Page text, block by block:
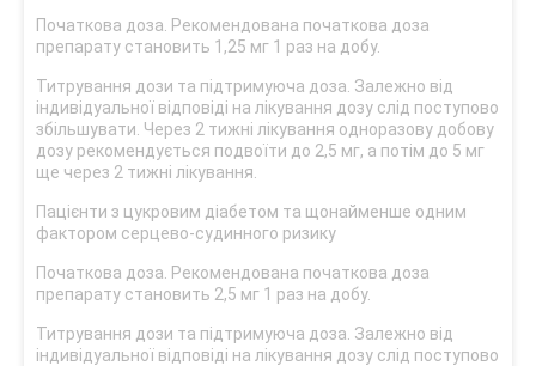
Початкова доза. Рекомендована початкова доза
препарату становить 1,25 мг 1 раз на добу.
Титрування дози та підтримуюча доза. Залежно від
індивідуальної відповіді на лікування дозу слід поступово
збільшувати. Через 2 тижні лікування одноразову добову
дозу рекомендується подвоїти до 2,5 мг, а потім до 5 мг
ще через 2 тижні лікування.
Пацієнти з цукровим діабетом та щонайменше одним
фактором серцево-судинного ризику
Початкова доза. Рекомендована початкова доза
препарату становить 2,5 мг 1 раз на добу.
Титрування дози та підтримуюча доза. Залежно від
індивідуальної відповіді на лікування дозу слід поступово